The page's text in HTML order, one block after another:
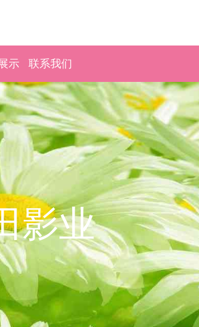
示 联系我们
影业